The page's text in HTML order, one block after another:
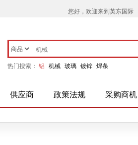
您好，欢迎来到英东国际
热门搜索： 铝 机械 玻璃 镀锌 焊条
供应商 政策法规 采购商机